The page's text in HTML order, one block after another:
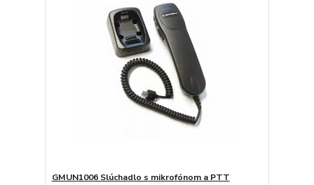
GMUN1006 Slúchadlo s mikrofónom a PTT